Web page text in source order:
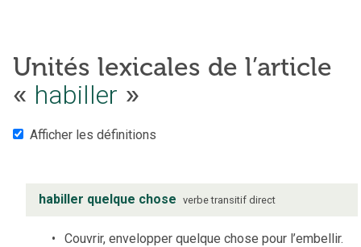
Unités lexicales de l’article
« habiller »
Afficher les définitions
habiller quelque chose verbe transitif direct
Couvrir, envelopper quelque chose pour l’embellir.